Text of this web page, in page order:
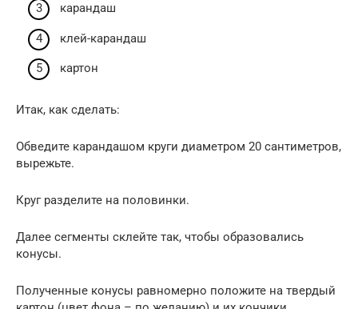
карандаш
клей-карандаш
картон
Итак, как сделать:
Обведите карандашом круги диаметром 20 сантиметров,
вырежьте.
Круг разделите на половинки.
Далее сегменты склейте так, чтобы образовались
конусы.
Полученные конусы равномерно положите на твердый